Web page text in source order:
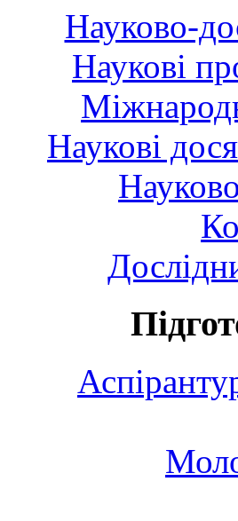
Науково-
Наукові
Наукові